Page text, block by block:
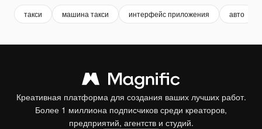
такси машина такси интерфейс приложения авто
Креативная платформа для создания ваших лучших работ.
Более 1 миллиона подписчиков среди креаторов,
предприятий, агентств и студий.